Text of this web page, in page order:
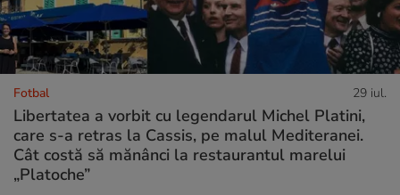
Fotbal 29 iul.
Libertatea a vorbit cu legendarul Michel Platini,
care s-a retras la Cassis, pe malul Mediteranei.
Cât costă să mănânci la restaurantul marelui
„Platoche”